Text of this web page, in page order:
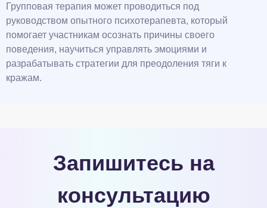
Групповая терапия может проводиться под
руководством опытного психотерапевта, который
помогает участникам осознать причины своего
поведения, научиться управлять эмоциями и
разрабатывать стратегии для преодоления тяги к
кражам.
Запишитесь на
консультацию